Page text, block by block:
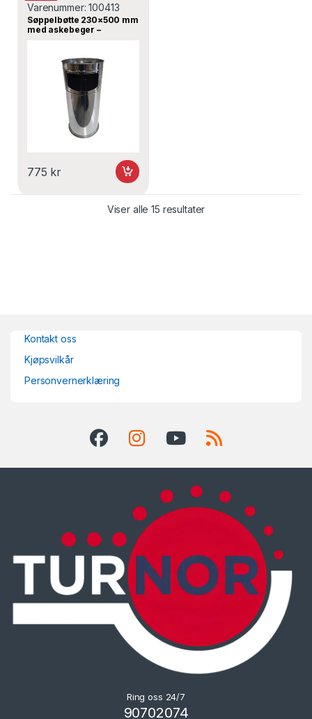
Varenummer:100413
Søppelbøtte 230×500 mm
med askebeger –
775 kr
Viser alle 15 resultater
Kontakt oss
Kjøpsvilkår
Personvernerklæring
Ring oss 24/7
90702074